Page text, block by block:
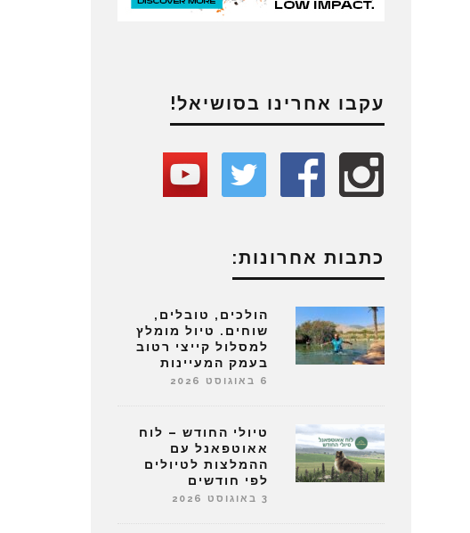
עקבו אחרינו בסושיאל!
כתבות אחרונות:
הולכים, טובלים,
שוחים. טיול מומלץ
למסלול קייצי רטוב
בעמק המעיינות
6 באוגוסט 2026
טיולי החודש – לוח
אאוטפאנל עם
ההמלצות לטיולים
לפי חודשים
3 באוגוסט 2026